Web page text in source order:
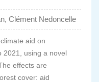
Clément Nedoncelle
aid on
2021, using a novel
effects are
cover: aid